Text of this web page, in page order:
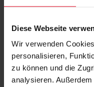
Diese Webseite
Wir verwenden
personalisieren,
zu können und die
analysieren.
Das Ministerium für
21. Juli 2025 ein
zur rechtlichen
versendet.
Die darin enthaltenen